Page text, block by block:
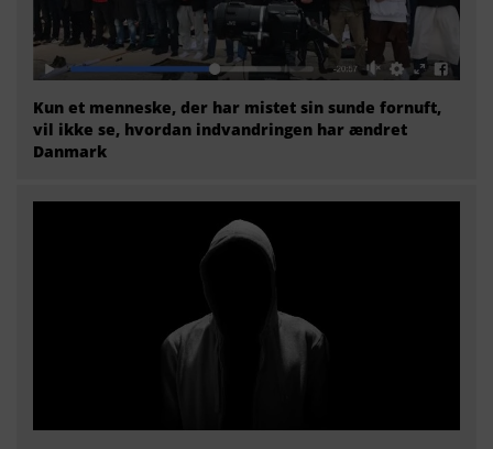
Kun et menneske, der har mistet sin sunde fornuft,
vil ikke se, hvordan indvandringen har ændret
Danmark